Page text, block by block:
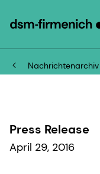
Nachrichtenarchiv
Press Release
April 29, 2016